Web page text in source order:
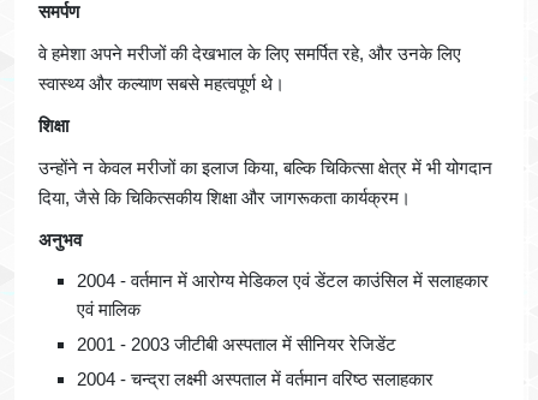
समर्पण
वे हमेशा अपने मरीजों की देखभाल के लिए समर्पित रहे, और उनके लिए
स्वास्थ्य और कल्याण सबसे महत्वपूर्ण थे।
शिक्षा
उन्होंने न केवल मरीजों का इलाज किया, बल्कि चिकित्सा क्षेत्र में भी योगदान
दिया, जैसे कि चिकित्सकीय शिक्षा और जागरूकता कार्यक्रम।
अनुभव
2004 - वर्तमान में आरोग्य मेडिकल एवं डेंटल काउंसिल में सलाहकार
एवं मालिक
2001 - 2003 जीटीबी अस्पताल में सीनियर रेजिडेंट
2004 - चन्द्रा लक्ष्मी अस्पताल में वर्तमान वरिष्ठ सलाहकार